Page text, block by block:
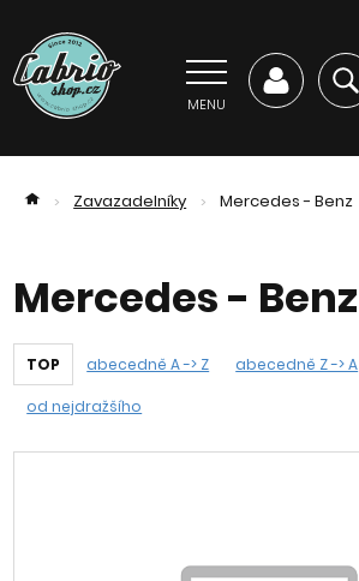
MENU
> Zavazadelníky > Mercedes - Benz
Mercedes - Benz
TOP abecedně A -> Z abecedně Z -> A
od nejdražšího